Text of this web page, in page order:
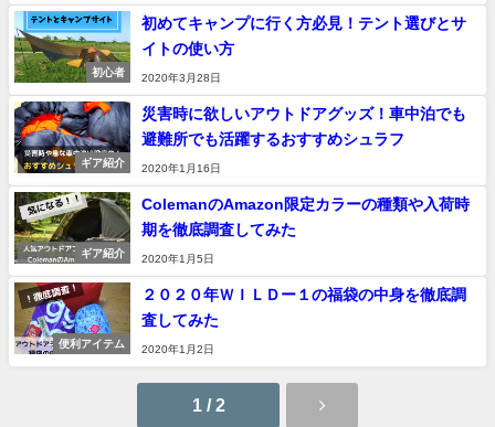
初心者
初めてキャンプに行く方必見！テント選びとサ
イトの使い方
2020年3月28日
ギア紹介
災害時に欲しいアウトドアグッズ！車中泊でも
避難所でも活躍するおすすめシュラフ
2020年1月16日
ギア紹介
ColemanのAmazon限定カラーの種類や入荷時
期を徹底調査してみた
2020年1月5日
便利アイテム
２０２０年ＷＩＬＤー１の福袋の中身を徹底調
査してみた
2020年1月2日
1 / 2